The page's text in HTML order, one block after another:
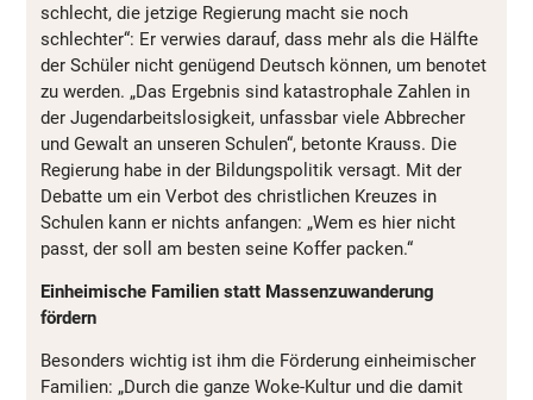
schlecht, die jetzige Regierung macht sie noch
schlechter“: Er verwies darauf, dass mehr als die Hälfte
der Schüler nicht genügend Deutsch können, um benotet
zu werden. „Das Ergebnis sind katastrophale Zahlen in
der Jugendarbeitslosigkeit, unfassbar viele Abbrecher
und Gewalt an unseren Schulen“, betonte Krauss. Die
Regierung habe in der Bildungspolitik versagt. Mit der
Debatte um ein Verbot des christlichen Kreuzes in
Schulen kann er nichts anfangen: „Wem es hier nicht
passt, der soll am besten seine Koffer packen.“
Einheimische Familien statt Massenzuwanderung
fördern
Besonders wichtig ist ihm die Förderung einheimischer
Familien: „Durch die ganze Woke-Kultur und die damit